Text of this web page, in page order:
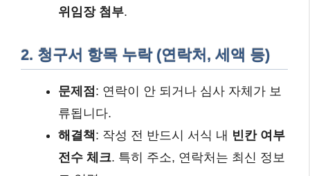
위임장 첨부.
2. 청구서 항목 누락 (연락처, 세액 등)
문제점 : 연락이 안 되거나 심사 자체가 보
류됩니다.
해결책: 작성 전 반드시 서식 내 빈칸 여부
전수 체크. 특히 주소, 연락처는 최신 정보